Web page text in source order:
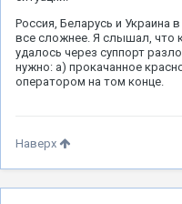
Россия, Беларусь и Украина
все сложнее. Я слышал, что
удалось через суппорт
нужно: а) прокачанное
оператором на том конце.
Наверх